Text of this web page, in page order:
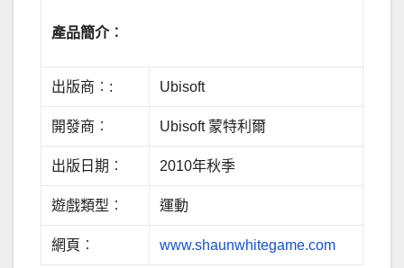
產品簡介︰
出版商︰: Ubisoft
開發商︰ Ubisoft 蒙特利爾
出版日期︰ 2010年秋季
遊戲類型︰ 運動
網頁︰ www.shaunwhitegame.com